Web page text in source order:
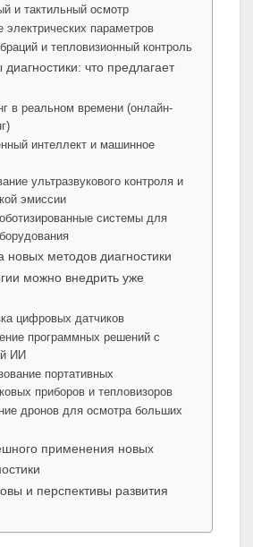
и тактильный осмотр
электрических параметров
и тепловизионный контроль
что предлагает
в реальном времени (онлайн-
интеллект и машинное
ультразвукового контроля и
эмиссии
системы для
методов диагностики
можно внедрить уже
цифровых датчиков
программных решений с
ИИ
портативных
приборов и тепловизоров
дронов для осмотра больших
применения новых
и перспективы развития